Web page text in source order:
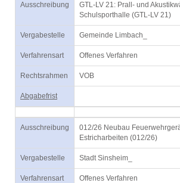
Ausschreibung
GTL-LV 21: Prall- und
Schulsporthalle (GTL-LV 21)
Vergabestelle Gemeinde Limbach_
Verfahrensart Offenes Verfahren
Rechtsrahmen VOB
Abgabefrist
Ausschreibung
012/26 Neubau
Estricharbeiten (012/26)
Vergabestelle Stadt Sinsheim_
Verfahrensart Offenes Verfahren